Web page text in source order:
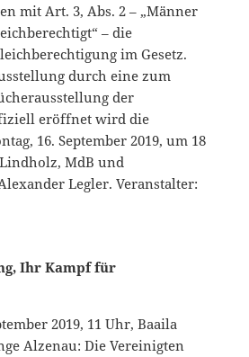
mit Art. 3, Abs. 2 – „Männer
– die
im Gesetz.
durch eine zum
der
eröffnet wird die
16. September 2019, um 18
MdB und
Legler. Veranstalter:
Ihr Kampf für
2019, 11 Uhr, Baaila
Alzenau: Die Vereinigten